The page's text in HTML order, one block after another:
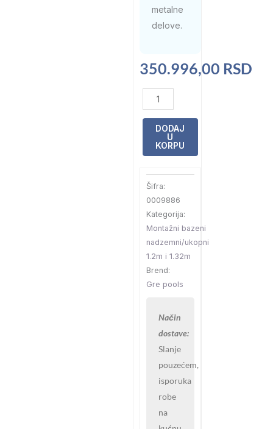
metalne
delove.
350.996,00 RSD
Ovalni
montažni
bazen
GRE
Nordic
set
7,3×3,75x1,2m
količina
DODAJ
U
KORPU
Šifra:
0009886
Kategorija:
Montažni bazeni
nadzemni/ukopni
1.2m i 1.32m
Brend:
Gre pools
Način
dostave:
Slanje
pouzećem,
isporuka
robe
na